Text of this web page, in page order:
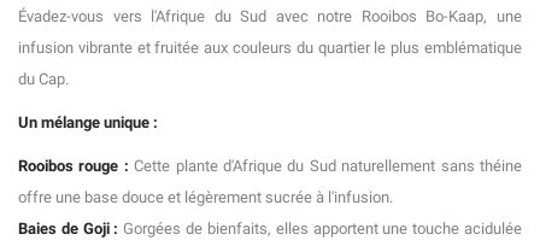
Évadez-vous vers l'Afrique du Sud avec notre Rooibos Bo-Kaap, une
infusion vibrante et fruitée aux couleurs du quartier le plus emblématique
du Cap.
Un mélange unique :
Rooibos rouge : Cette plante d'Afrique du Sud naturellement sans théine
offre une base douce et légèrement sucrée à l'infusion.
Baies de Goji : Gorgées de bienfaits, elles apportent une touche acidulée